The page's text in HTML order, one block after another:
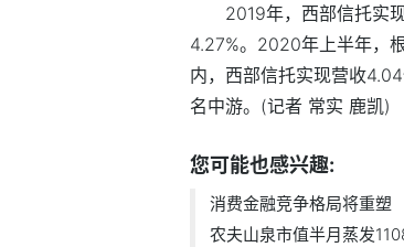
2019年，西部信托实
4.27%。2020年上半年，
内，西部信托实现营收
名中游。(记者 常实 鹿凯)
您可能也感兴趣:
消费金融竞争格局将重塑
农夫山泉市值半月蒸发